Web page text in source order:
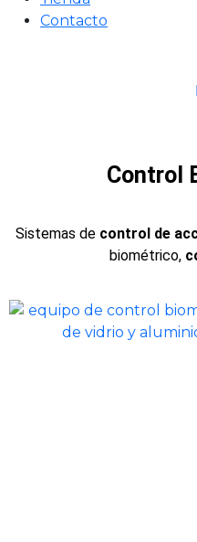
Contacto
Control
Sistemas de control de
biométrico,